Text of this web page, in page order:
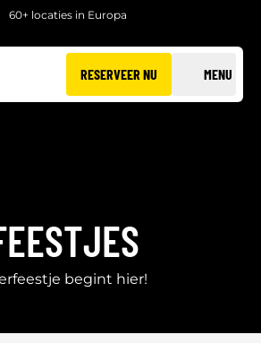
60+ locaties in Europa
RESERVEER NU MENU
begint hier!